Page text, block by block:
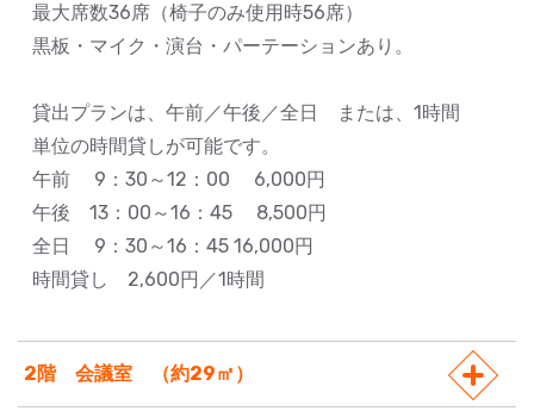
最大席数36席（椅子のみ使用時56席）
黒板・マイク・演台・パーテーションあり。
貸出プランは、午前／午後／全日 または、1時間
単位の時間貸しが可能です。
午前 9：30～12：00 6,000円
午後 13：00～16：45 8,500円
全日 9：30～16：45 16,000円
時間貸し 2,600円／1時間
2階 会議室 （約29㎡）